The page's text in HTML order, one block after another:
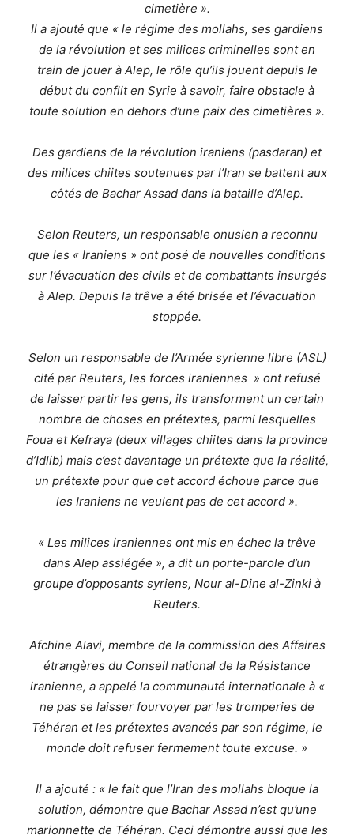
cimetière ».
Il a ajouté que « le régime des mollahs, ses gardiens
de la révolution et ses milices criminelles sont en
train de jouer à Alep, le rôle qu’ils jouent depuis le
début du conflit en Syrie à savoir, faire obstacle à
toute solution en dehors d’une paix des cimetières ».
Des gardiens de la révolution iraniens (pasdaran) et
des milices chiites soutenues par l’Iran se battent aux
côtés de Bachar Assad dans la bataille d’Alep.
Selon Reuters, un responsable onusien a reconnu
que les « Iraniens » ont posé de nouvelles conditions
sur l’évacuation des civils et de combattants insurgés
à Alep. Depuis la trêve a été brisée et l’évacuation
stoppée.
Selon un responsable de l’Armée syrienne libre (ASL)
cité par Reuters, les forces iraniennes » ont refusé
de laisser partir les gens, ils transforment un certain
nombre de choses en prétextes, parmi lesquelles
Foua et Kefraya (deux villages chiites dans la province
d’Idlib) mais c’est davantage un prétexte que la réalité,
un prétexte pour que cet accord échoue parce que
les Iraniens ne veulent pas de cet accord ».
« Les milices iraniennes ont mis en échec la trêve
dans Alep assiégée », a dit un porte-parole d’un
groupe d’opposants syriens, Nour al-Dine al-Zinki à
Reuters.
Afchine Alavi, membre de la commission des Affaires
étrangères du Conseil national de la Résistance
iranienne, a appelé la communauté internationale à «
ne pas se laisser fourvoyer par les tromperies de
Téhéran et les prétextes avancés par son régime, le
monde doit refuser fermement toute excuse. »
Il a ajouté : « le fait que l’Iran des mollahs bloque la
solution, démontre que Bachar Assad n’est qu’une
marionnette de Téhéran. Ceci démontre aussi que les